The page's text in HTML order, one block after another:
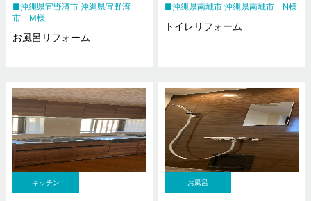
沖縄県宜野湾市 沖縄県宜野湾
市 M様
お風呂リフォーム
沖縄県南城市 沖縄県南城市 N様
トイレリフォーム
キッチン お風呂